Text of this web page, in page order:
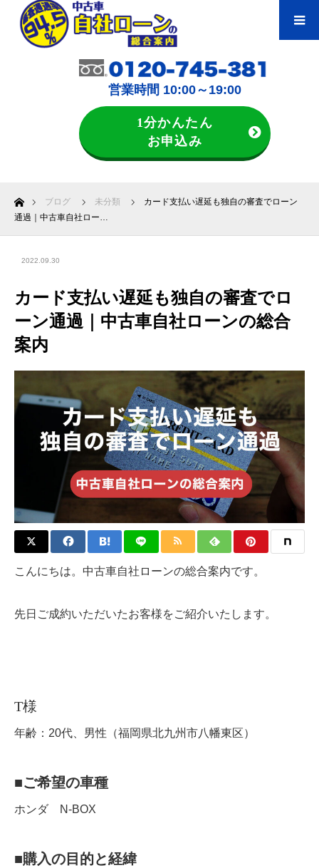
営業時間 10:00～19:00
1分かんたん
お申込み
ホームブログ 未分類
カード支払い遅延も独自の審査でローン
通過｜中古車自社ロー…
2022.09.30
カード支払い遅延も独自の審査でロ
ーン通過｜中古車自社ローンの総合
案内
こんにちは。中古車自社ローンの総合案内です。
先日ご成約いただいたお客様をご紹介いたします。
T様
年齢：20代、男性（福岡県北九州市八幡東区）
■ご希望の車種
ホンダ N-BOX
■購入の目的と経緯